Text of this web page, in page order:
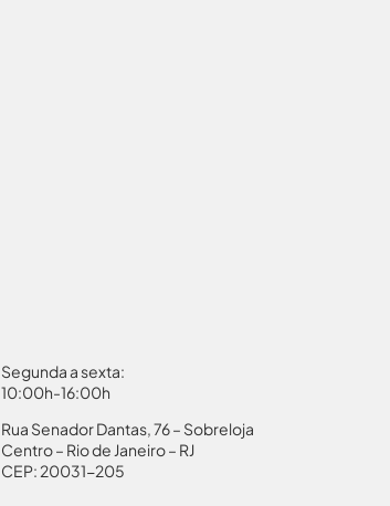
Segunda a sexta:
10:00h-16:00h
Rua Senador Dantas, 76 – Sobreloja
Centro – Rio de Janeiro – RJ
CEP: 20031-205
Autorização Menores